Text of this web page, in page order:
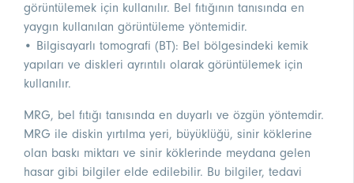
görüntülemek için kullanılır. Bel fıtığının tanısında en
yaygın kullanılan görüntüleme yöntemidir.
• Bilgisayarlı tomografi (BT): Bel bölgesindeki kemik
yapıları ve diskleri ayrıntılı olarak görüntülemek için
kullanılır.
MRG, bel fıtığı tanısında en duyarlı ve özgün yöntemdir.
MRG ile diskin yırtılma yeri, büyüklüğü, sinir köklerine
olan baskı miktarı ve sinir köklerinde meydana gelen
hasar gibi bilgiler elde edilebilir. Bu bilgiler, tedavi